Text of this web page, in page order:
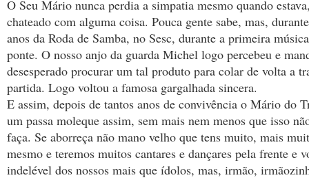
O Seu Mário nunca perdia a simpatia mesmo quando
chateado com alguma coisa. Pouca gente sabe, mas,
anos da Roda de Samba, no Sesc, durante a primeira
ponte. O nosso anjo da guarda Michel logo percebeu e
desesperado procurar um tal produto para colar de volta a
partida. Logo voltou a famosa gargalhada sincera.
E assim, depois de tantos anos de convivência o Mário do
um passa moleque assim, sem mais nem menos que isso
faça. Se aborreça não mano velho que tens muito, mais
mesmo e teremos muitos cantares e dançares pela frente e
indelével dos nossos mais que ídolos, mas, irmão,